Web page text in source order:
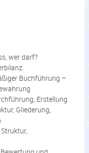
wer darf?
Buchführung –
Erstellung
Gliederung,